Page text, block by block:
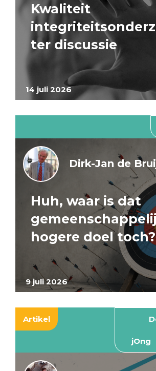
14 juli 2026
Kwaliteit
ter discussie
9 juli 2026
Dirk-Jan de
Huh, waar is dat
hogere doel toch?
Artikel
jOng